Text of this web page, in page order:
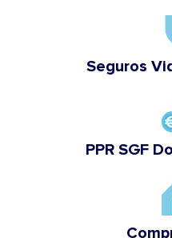
Seguros
PPR SGF